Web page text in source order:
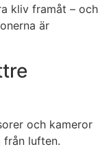
kliv framåt – och
är
och kameror
från luften.